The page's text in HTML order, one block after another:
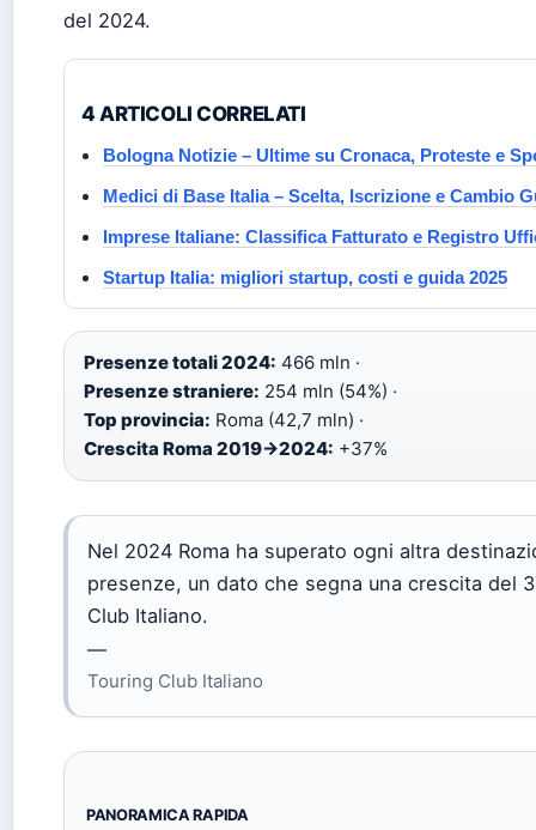
del 2024.
4 ARTICOLI CORRELATI
Bologna Notizie – Ultime su Cronaca, Proteste e
Medici di Base Italia – Scelta, Iscrizione e Cambio
Imprese Italiane: Classifica Fatturato e Registro
Startup Italia: migliori startup, costi e guida 2025
Presenze totali 2024: 466 mln ·
Presenze straniere: 254 mln (54%) ·
Top provincia: Roma (42,7 mln) ·
Crescita Roma 2019→2024: +37%
Nel 2024 Roma ha superato ogni altra
presenze, un dato che segna una crescita del
Club Italiano.
—
Touring Club Italiano
PANORAMICA RAPIDA